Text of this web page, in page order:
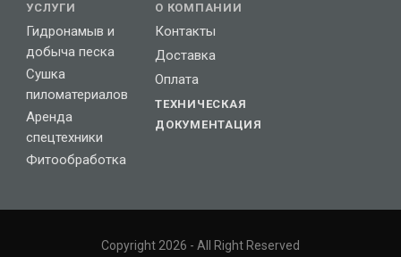
УСЛУГИ
Гидронамыв и
добыча песка
Сушка
пиломатериалов
Аренда
спецтехники
Фитообработка
О КОМПАНИИ
Контакты
Доставка
Оплата
ТЕХНИЧЕСКАЯ
ДОКУМЕНТАЦИЯ
Copyright 2026 - All Right Reserved